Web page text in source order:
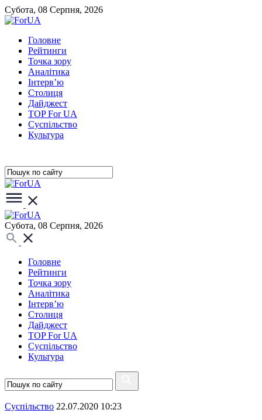
Субота, 08 Серпня, 2026
Головне
Рейтинги
Точка зору
Аналітика
Інтерв’ю
Столиця
Дайджест
TOP For UA
Суспiльство
Культура
Субота, 08 Серпня, 2026
Головне
Рейтинги
Точка зору
Аналітика
Інтерв’ю
Столиця
Дайджест
TOP For UA
Суспiльство
Культура
Суспiльство 22.07.2020 10:23